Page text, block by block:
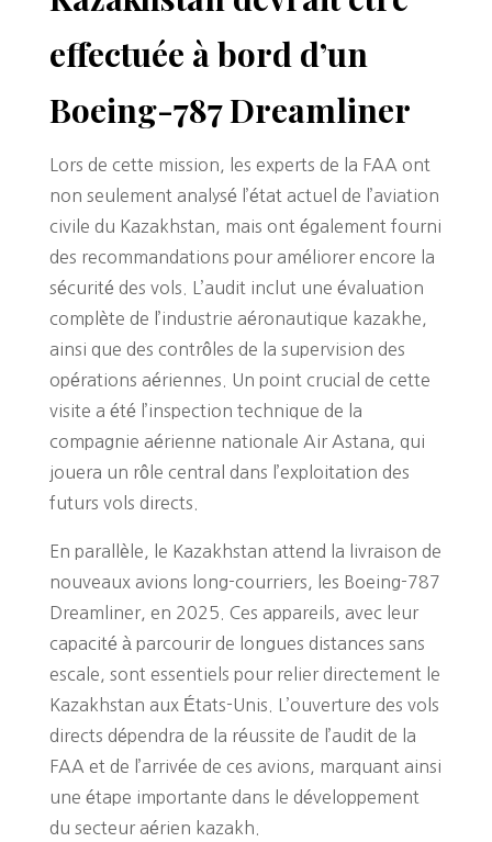
effectuée à bord d’un
Boeing-787 Dreamliner
Lors de cette mission, les experts de la FAA ont
non seulement analysé l’état actuel de l’aviation
civile du Kazakhstan, mais ont également fourni
des recommandations pour améliorer encore la
sécurité des vols. L’audit inclut une évaluation
complète de l’industrie aéronautique kazakhe,
ainsi que des contrôles de la supervision des
opérations aériennes. Un point crucial de cette
visite a été l’inspection technique de la
compagnie aérienne nationale Air Astana, qui
jouera un rôle central dans l’exploitation des
futurs vols directs.
En parallèle, le Kazakhstan attend la livraison de
nouveaux avions long-courriers, les Boeing-787
Dreamliner, en 2025. Ces appareils, avec leur
capacité à parcourir de longues distances sans
escale, sont essentiels pour relier directement le
Kazakhstan aux États-Unis. L’ouverture des vols
directs dépendra de la réussite de l’audit de la
FAA et de l’arrivée de ces avions, marquant ainsi
une étape importante dans le développement
du secteur aérien kazakh.